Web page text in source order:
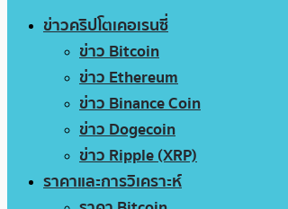
ข่าวคริปโตเคอเรนซี่
ข่าว Bitcoin
ข่าว Ethereum
ข่าว Binance Coin
ข่าว Dogecoin
ข่าว Ripple (XRP)
ราคาและการวิเคราะห์